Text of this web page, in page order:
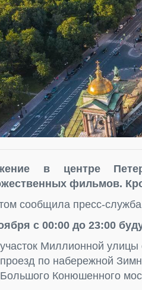
в центре
фильмов.
сообщила пресс-
с 00:00 до 23:00
участок Миллионной
проезд по набережной
Большого Конюшенного